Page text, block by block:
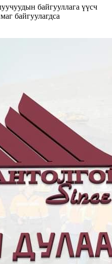
байгууллага үүсч
байгуулагдса